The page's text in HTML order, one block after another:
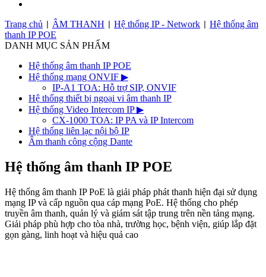
Trang chủ
ÂM THANH Hệ thống IP - Network
Hệ thống âm
thanh IP POE
DANH MỤC SẢN PHẨM
Hệ thống âm thanh IP POE
Hệ thống mạng ONVIF ▶
IP-A1 TOA: Hỗ trợ SIP, ONVIF
Hệ thống thiết bị ngoại vi âm thanh IP
Hệ thống Video Intercom IP▶
CX-1000 TOA: IP PA và IP Intercom
Hệ thống liên lạc nội bộ IP
Âm thanh công cộng Dante
Hệ thống âm thanh IP POE
Hệ thống âm thanh IP PoE là giải pháp phát thanh hiện đại sử dụng
mạng IP và cấp nguồn qua cáp mạng PoE. Hệ thống cho phép
truyền âm thanh, quản lý và giám sát tập trung trên nền tảng mạng.
Giải pháp phù hợp cho tòa nhà, trường học, bệnh viện, giúp lắp đặt
gọn gàng, linh hoạt và hiệu quả cao